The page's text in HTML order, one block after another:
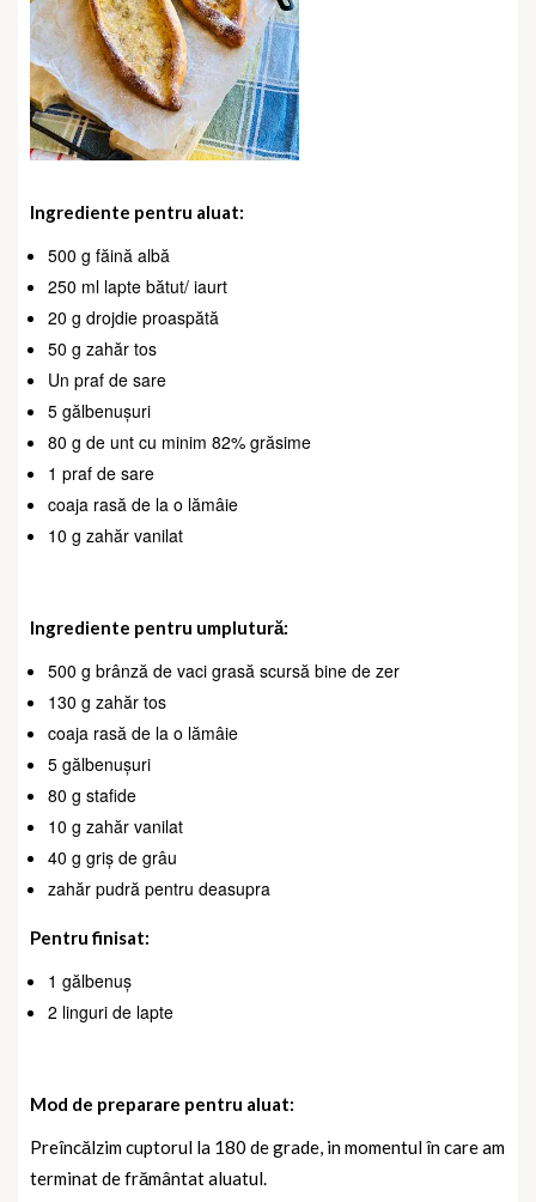
Ingrediente pentru aluat:
500 g făină albă
250 ml lapte bătut/ iaurt
20 g drojdie proaspătă
50 g zahăr tos
Un praf de sare
5 gălbenușuri
80 g de unt cu minim 82% grăsime
1 praf de sare
coaja rasă de la o lămâie
10 g zahăr vanilat
Ingrediente pentru umplutură:
500 g brânză de vaci grasă scursă bine de zer
130 g zahăr tos
coaja rasă de la o lămâie
5 gălbenușuri
80 g stafide
10 g zahăr vanilat
40 g griș de grâu
zahăr pudră pentru deasupra
Pentru finisat:
1 gălbenuș
2 linguri de lapte
Mod de preparare pentru aluat:
Preîncălzim cuptorul la 180 de grade, in momentul în care am
terminat de frământat aluatul.